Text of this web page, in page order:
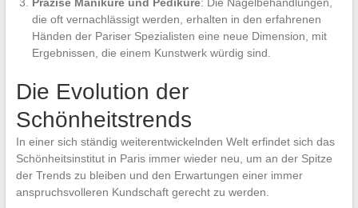
die oft vernachlässigt werden, erhalten in den erfahrenen
Händen der Pariser Spezialisten eine neue Dimension, mit
Ergebnissen, die einem Kunstwerk würdig sind.
Die Evolution der
Schönheitstrends
In einer sich ständig weiterentwickelnden Welt erfindet sich das
Schönheitsinstitut in Paris immer wieder neu, um an der Spitze
der Trends zu bleiben und den Erwartungen einer immer
anspruchsvolleren Kundschaft gerecht zu werden.